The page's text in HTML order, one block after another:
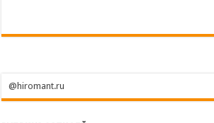
@hiromant.ru